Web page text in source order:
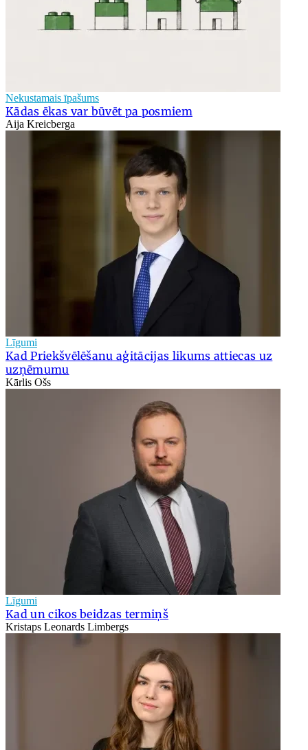
Nekustamais īpašums
Kādas ēkas var būvēt pa posmiem
Aija Kreicberga
Līgumi
Kad Priekšvēlēšanu aģitācijas likums attiecas uz
uzņēmumu
Kārlis Ošs
Līgumi
Kad un cikos beidzas termiņš
Kristaps Leonards Limbergs